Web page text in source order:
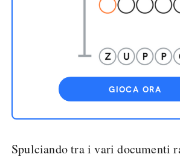
GIOCA ORA
Spulciando tra i vari documenti